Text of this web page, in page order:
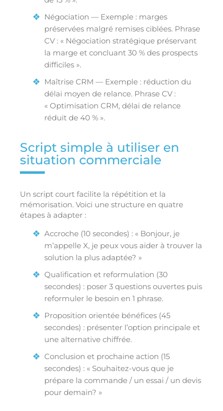
Négociation — Exemple : marges
préservées malgré remises ciblées. Phrase
CV : « Négociation stratégique préservant
la marge et concluant 30 % des prospects
difficiles ».
Maîtrise CRM — Exemple : réduction du
délai moyen de relance. Phrase CV :
« Optimisation CRM, délai de relance
réduit de 40 % ».
Script simple à utiliser en
situation commerciale
Un script court facilite la répétition et la
mémorisation. Voici une structure en quatre
étapes à adapter :
Accroche (10 secondes) : « Bonjour, je
m’appelle X, je peux vous aider à trouver la
solution la plus adaptée? »
Qualification et reformulation (30
secondes) : poser 3 questions ouvertes puis
reformuler le besoin en 1 phrase.
Proposition orientée bénéfices (45
secondes) : présenter l’option principale et
une alternative chiffrée.
Conclusion et prochaine action (15
secondes) : « Souhaitez-vous que je
prépare la commande / un essai / un devis
pour demain? »